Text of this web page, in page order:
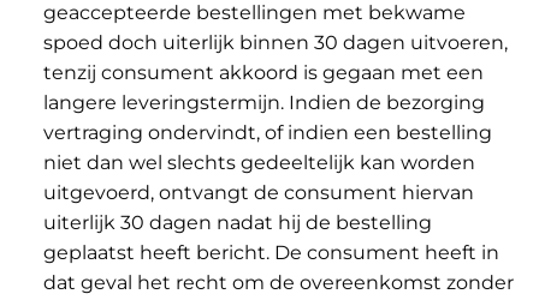
geaccepteerde bestellingen met bekwame
spoed doch uiterlijk binnen 30 dagen uitvoeren,
tenzij consument akkoord is gegaan met een
langere leveringstermijn. Indien de bezorging
vertraging ondervindt, of indien een bestelling
niet dan wel slechts gedeeltelijk kan worden
uitgevoerd, ontvangt de consument hiervan
uiterlijk 30 dagen nadat hij de bestelling
geplaatst heeft bericht. De consument heeft in
dat geval het recht om de overeenkomst zonder